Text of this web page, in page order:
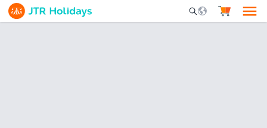
Mobile Search